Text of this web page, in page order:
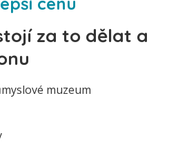
za to dělat a
muzeum